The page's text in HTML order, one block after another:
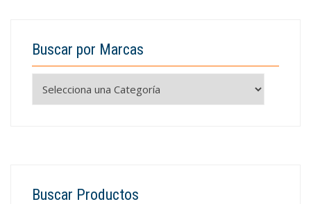
Buscar por Marcas
Buscar Productos